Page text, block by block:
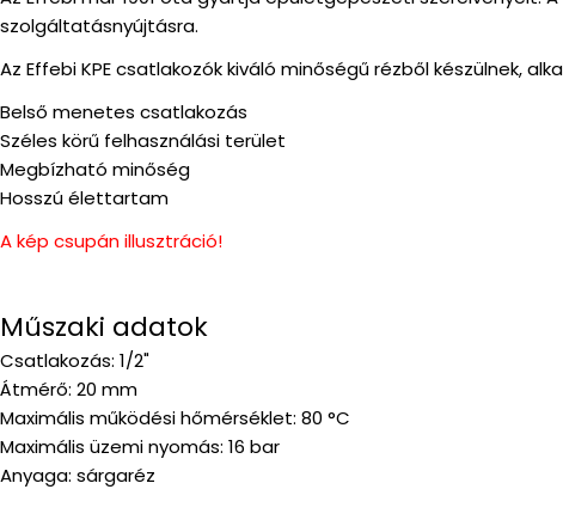
szolgáltatásnyújtásra.
Az Effebi KPE csatlakozók kiváló minőségű rézből készülnek,
Belső menetes csatlakozás
Széles körű felhasználási terület
Megbízható minőség
Hosszú élettartam
A kép csupán illusztráció!
Műszaki adatok
Csatlakozás: 1/2"
Átmérő: 20 mm
Maximális működési hőmérséklet: 80 °C
Maximális üzemi nyomás: 16 bar
Anyaga: sárgaréz